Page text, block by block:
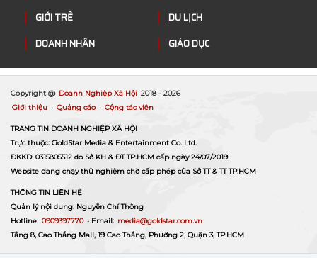
GIỚI TRẺ
DOANH NHÂN
DU LỊCH
GIÁO DỤC
Copyright @ Doanh Nghiệp Xã Hội 2018 - 2026
Giới thiệu • Quảng cáo • Cộng tác viên
TRANG TIN DOANH NGHIỆP XÃ HỘI
Trực thuộc: GoldStar Media & Entertainment Co. Ltd.
ĐKKD: 0315805512 do Sở KH & ĐT TP.HCM cấp ngày 24/07/2019
Website đang chạy thử nghiệm chờ cấp phép của Sở TT & TT TP.HCM
THÔNG TIN LIÊN HỆ
Quản lý nội dung: Nguyễn Chí Thông
Hotline: 0909397770 • Email: media@goldstar.com.vn
Tầng 8, Cao Thắng Mall, 19 Cao Thắng, Phường 2, Quận 3, TP.HCM